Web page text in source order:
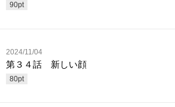
90pt
2024/11/04
第３４話 新しい顔
80pt